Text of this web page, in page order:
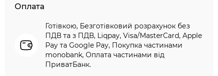
Оплата
Готівкою, Безготівковий розрахунок без
ПДВ та з ПДВ, Liqpay, Visa/MasterCard, Apple
Pay та Google Pay, Покупка частинами
monobank, Оплата частинами від
ПриватБанк.